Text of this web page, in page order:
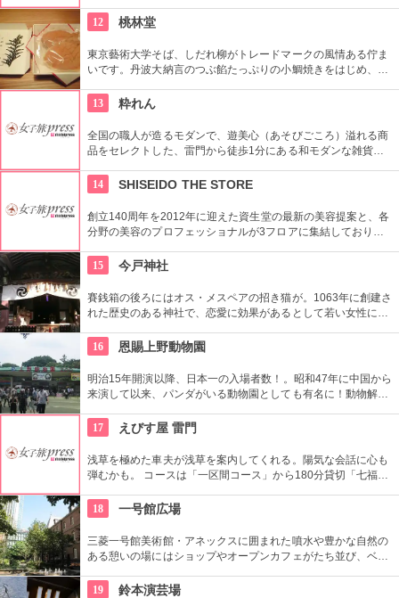
地の小物も各種扱っています。
12 桃林堂
東京藝術大学そば、しだれ柳がトレードマークの風情ある佇ま
いです。丹波大納言のつぶ餡たっぷりの小鯛焼きをはじめ、水
ます。お抹茶をいただきながら店内でも。
13 粋れん
全国の職人が造るモダンで、遊美心（あそびごころ）溢れる商
品をセレクトした、雷門から徒歩1分にある和モダンな雑貨
めるので、粋な雑貨を探すのが楽しくなりそう。
14 SHISEIDO THE STORE
創立140周年を2012年に迎えた資生堂の最新の美容提案と、各
分野の美容のプロフェッショナルが3フロアに集結しており、
ベントなどのイベントをしているのでチェックしよう。
15 今戸神社
賽銭箱の後ろにはオス・メスペアの招き猫が。1063年に創建さ
れた歴史のある神社で、恋愛に効果があるとして若い女性に人
購入してみては？
16 恩賜上野動物園
明治15年開演以降、日本一の入場者数！。昭和47年に中国から
来演して以来、パンダがいる動物園としても有名に！動物解説
17
えびす屋 雷門
浅草を極めた車夫が浅草を案内してくれる。陽気な会話に心も
弾むかも。 コースは「一区間コース」から180分貸切「七福神
好評だとか。
18 一号館広場
三菱一号館美術館・アネックスに囲まれた噴水や豊かな自然の
ある憩いの場にはショップやオープンカフェがたち並び、ベン
憩いの場となっている。
19 鈴本演芸場